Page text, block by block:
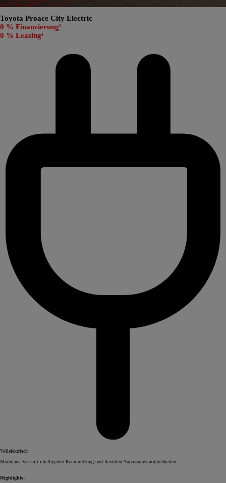
Toyota Proace City Electric
0 % Finanzierung¹
0 % Leasing¹
Vollelektrisch
Modularer Van mit intelligenter Raumnutzung und flexiblen Anpassungsmöglichkeiten.
Highlights: